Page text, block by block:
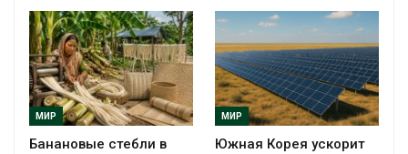
МИР
Банановые стебли в
МИР
Южная Корея ускорит